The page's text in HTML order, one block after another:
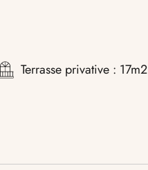
Terrasse privative : 17m2